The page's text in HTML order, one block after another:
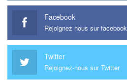
Facebook
Rejoignez nous sur facebook
Twitter
Rejoignez-nous sur Twitter